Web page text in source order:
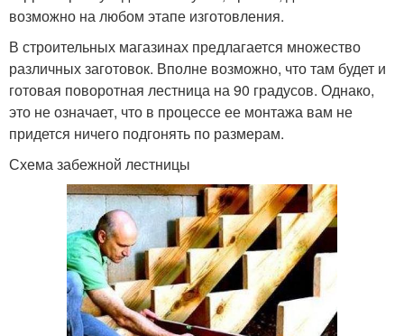
возможно на любом этапе изготовления.
В строительных магазинах предлагается множество
различных заготовок. Вполне возможно, что там будет и
готовая поворотная лестница на 90 градусов. Однако,
это не означает, что в процессе ее монтажа вам не
придется ничего подгонять по размерам.
Схема забежной лестницы